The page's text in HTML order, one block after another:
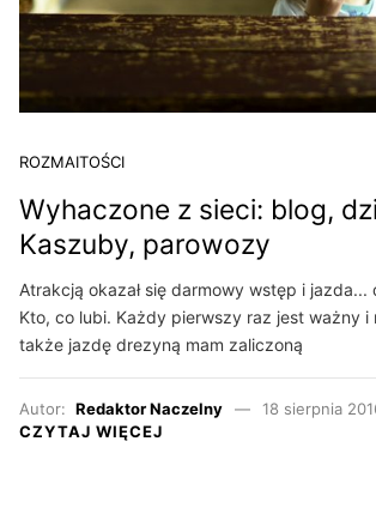
ROZMAITOŚCI
Wyhaczone z sieci: blog,
Kaszuby, parowozy
Atrakcją okazał się darmowy wstęp i jazda...
Kto, co lubi. Każdy pierwszy raz jest ważny i
także jazdę drezyną mam zaliczoną
Autor: Redaktor Naczelny
18 sierpnia
CZYTAJ WIĘCEJ